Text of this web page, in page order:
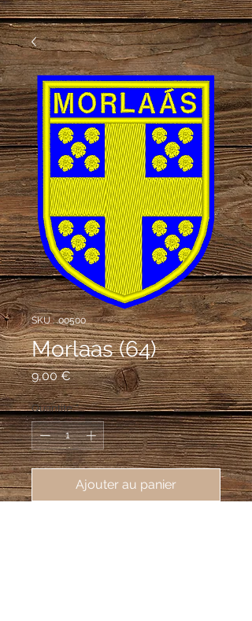
SKU : .00500
Morlaas (64)
9,00 €Prix
Quantité *
Ajouter au panier